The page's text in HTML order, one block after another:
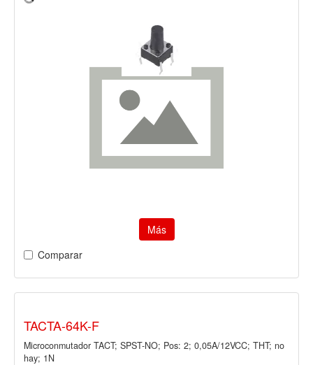
Más
Comparar
TACTA-64K-F
Microconmutador TACT; SPST-NO; Pos: 2; 0,05A/12VCC; THT; no
hay; 1N